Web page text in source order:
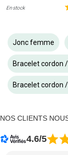
En stock
Jonc femme
Bracelet cordon
Bracelet cordon
NOS CLIENTS
4.6/5